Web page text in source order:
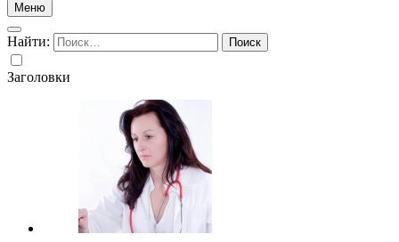
Меню
Найти:
Заголовки